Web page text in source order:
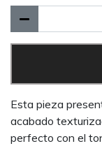
Esta pieza
acabado
perfecto con el